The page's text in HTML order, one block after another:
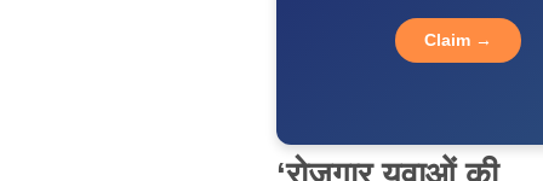
Claim →